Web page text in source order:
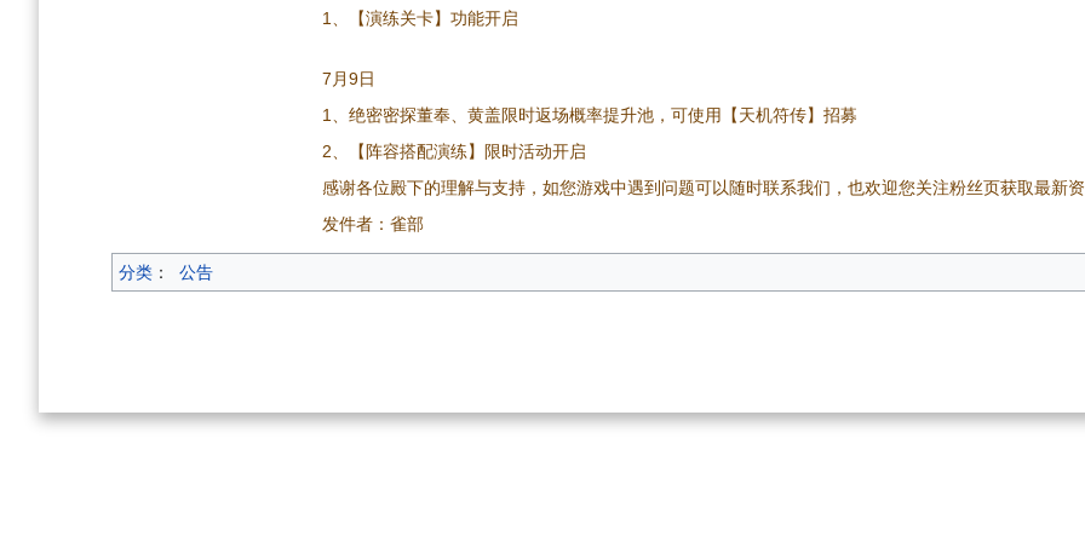
1、【演练关卡】功能开启
7月9日
1、绝密密探董奉、黄盖限时返场概率提升池，可使用【天机符传】招募
2、【阵容搭配演练】限时活动开启
感谢各位殿下的理解与支持，如您游戏中遇到问题可以随时联系我们，也欢迎您关注粉丝页获取最新
发件者：雀部
分类 ： 公告